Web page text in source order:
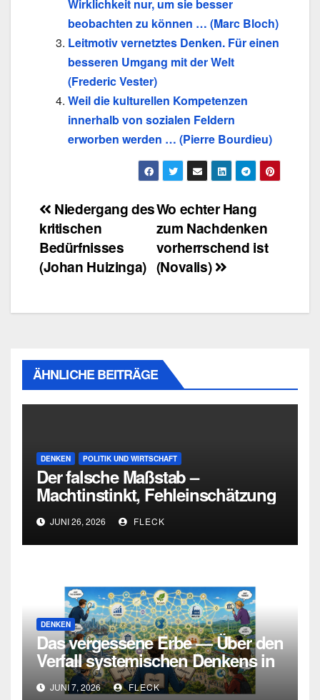
Wirklichkeit nur, um sie besser
beobachten zu können … (Marc Bloch)
Leitmotiv vernetztes Denken. Für einen
besseren Umgang mit der Welt
(Frederic Vester)
Weil die kulturellen Kompetenzen
innerhalb von sozialen Feldern
erworben werden … (Pierre Bourdieu)
Beitragsnavigation
Wo echter Hang
zum Nachdenken
vorherrschend ist
(Novalis)
Niedergang des
kritischen
Bedürfnisses
(Johan Huizinga)
ÄHNLICHE BEITRÄGE
DENKEN POLITIK UND WIRTSCHAFT
Der falsche Maßstab –
Machtinstinkt, Fehleinschätzung
und die Grenzen intellektueller
Urteilskraft
JUNI 26, 2026 FLECK
DENKEN
Das vergessene Erbe — Über den
Verfall systemischen Denkens in
Deutschland
JUNI 7, 2026 FLECK